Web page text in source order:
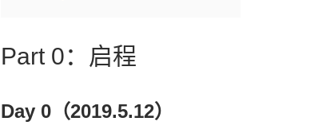
Part 0：启程
Day 0（2019.5.12）